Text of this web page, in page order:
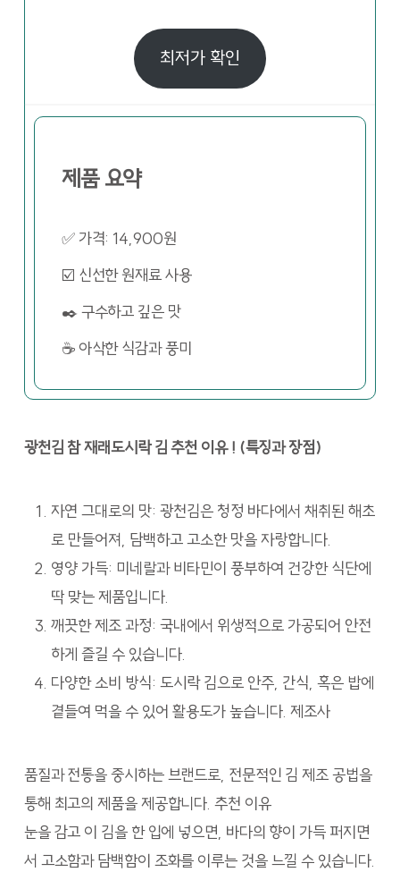
최저가 확인
제품 요약
✅ 가격: 14,900원
☑️ 신선한 원재료 사용
✒️ 구수하고 깊은 맛
☕ 아삭한 식감과 풍미
광천김 참 재래도시락 김 추천 이유 ! (특징과 장점)
자연 그대로의 맛: 광천김은 청정 바다에서 채취된 해초
로 만들어져, 담백하고 고소한 맛을 자랑합니다.
영양 가득: 미네랄과 비타민이 풍부하여 건강한 식단에
딱 맞는 제품입니다.
깨끗한 제조 과정: 국내에서 위생적으로 가공되어 안전
하게 즐길 수 있습니다.
다양한 소비 방식: 도시락 김으로 안주, 간식, 혹은 밥에
곁들여 먹을 수 있어 활용도가 높습니다. 제조사
품질과 전통을 중시하는 브랜드로, 전문적인 김 제조 공법을
통해 최고의 제품을 제공합니다. 추천 이유
눈을 감고 이 김을 한 입에 넣으면, 바다의 향이 가득 퍼지면
서 고소함과 담백함이 조화를 이루는 것을 느낄 수 있습니다.